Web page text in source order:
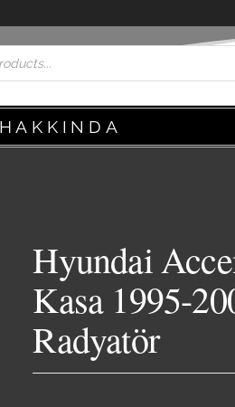
HAKKINDA
Hyundai
Kasa 1995-
Radyatör